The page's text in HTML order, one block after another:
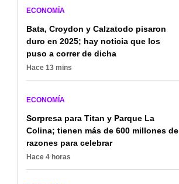
ECONOMÍA
Bata, Croydon y Calzatodo pisaron
duro en 2025; hay noticia que los
puso a correr de dicha
Hace 13 mins
ECONOMÍA
Sorpresa para Titan y Parque La
Colina; tienen más de 600 millones de
razones para celebrar
Hace 4 horas